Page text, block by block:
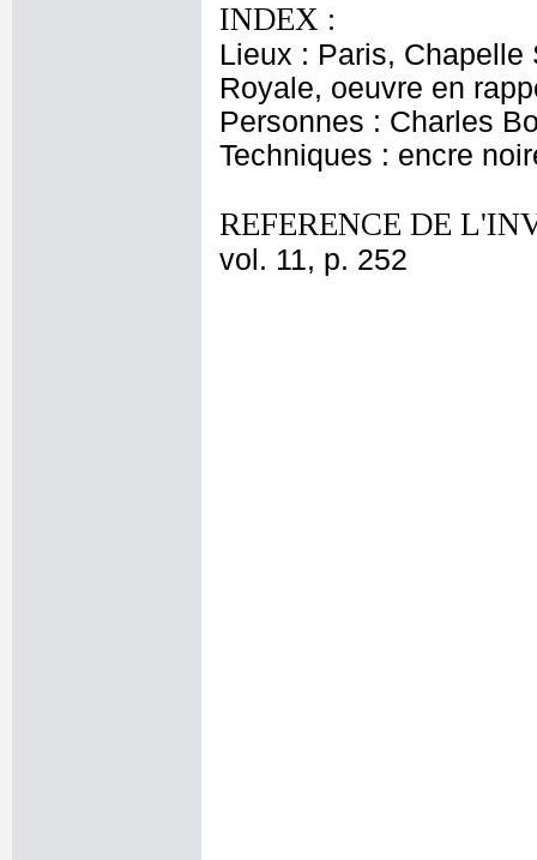
INDEX :
Lieux : Paris, Chapelle
Royale, oeuvre en
Personnes : Charles
Techniques : encre
REFERENCE DE
vol. 11, p. 252